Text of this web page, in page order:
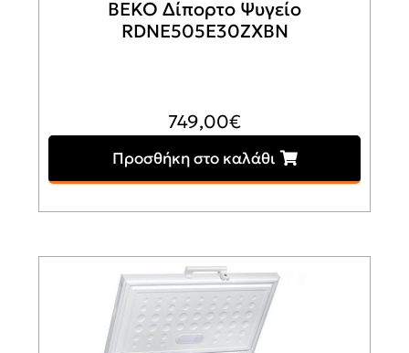
BEKO Δίπορτο Ψυγείο
RDNE505E30ZXBN
749,00€
Προσθήκη στο καλάθι